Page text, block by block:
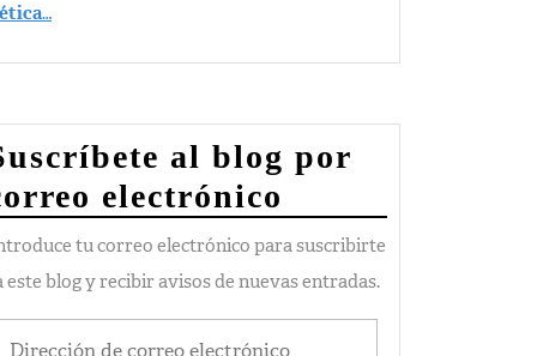
…
al blog por
electrónico
tu correo electrónico para suscribirte
este blog y recibir avisos de nuevas entradas.